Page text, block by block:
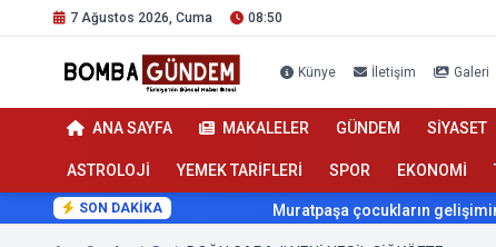
7 Ağustos 2026, Cuma 08:50
Künye İletişim Galeri
ANA SAYFA MAKALELER GÜNDEM SİYASET
ASTROLOJİ YEMEK TARİFLERİ SPOR EKONOMİ
SON DAKİKA Muratpaşa çocukların gelişimini